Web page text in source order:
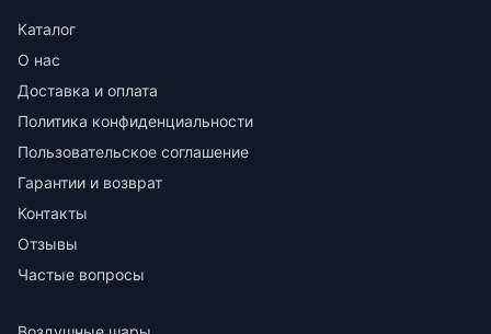
Каталог
О нас
Доставка и оплата
Политика конфиденциальности
Пользовательское соглашение
Гарантии и возврат
Контакты
Отзывы
Частые вопросы